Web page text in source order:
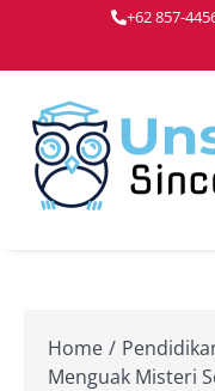
content
+62 857-
Home
Menguak Misteri